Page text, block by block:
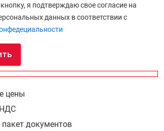
я подтверждаю свое согласие на
данных в соответствии с
цены
документов